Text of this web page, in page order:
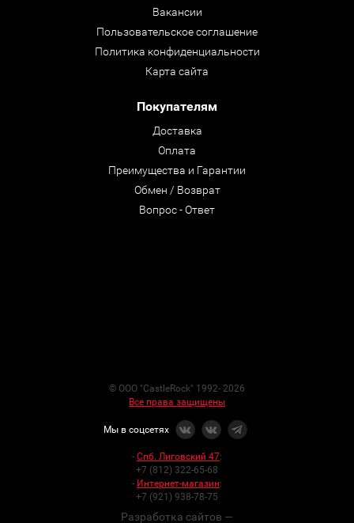
Вакансии
Пользовательское соглашение
Политика конфиденциальности
Карта сайта
Покупателям
Доставка
Оплата
Преимущества и Гарантии
Обмен / Возврат
Вопрос - Ответ
© ООО "CastleRock" 1992- 2026
Все права защищены
Мы в соцсетях
- Спб. Лиговский 47:
+7 (812) 322-65-68
- Интернет-магазин:
+7 (921) 938-78-75
Разработка сайтов —